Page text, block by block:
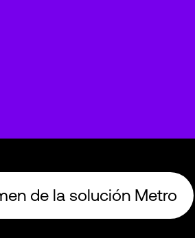
de la solución Metro